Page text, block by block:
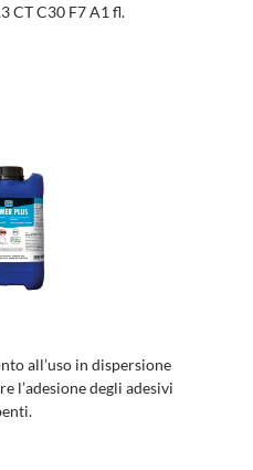
CT C30 F7 A1 fl.
all’uso in dispersione
l’adesione degli adesivi